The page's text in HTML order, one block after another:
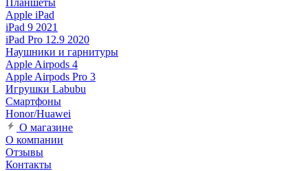
Планшеты
Apple iPad
iPad 9 2021
iPad Pro 12.9 2020
Наушники и гарнитуры
Apple Airpods 4
Apple Airpods Pro 3
Игрушки Labubu
Смартфоны
Honor/Huawei
О магазине
О компании
Отзывы
Контакты